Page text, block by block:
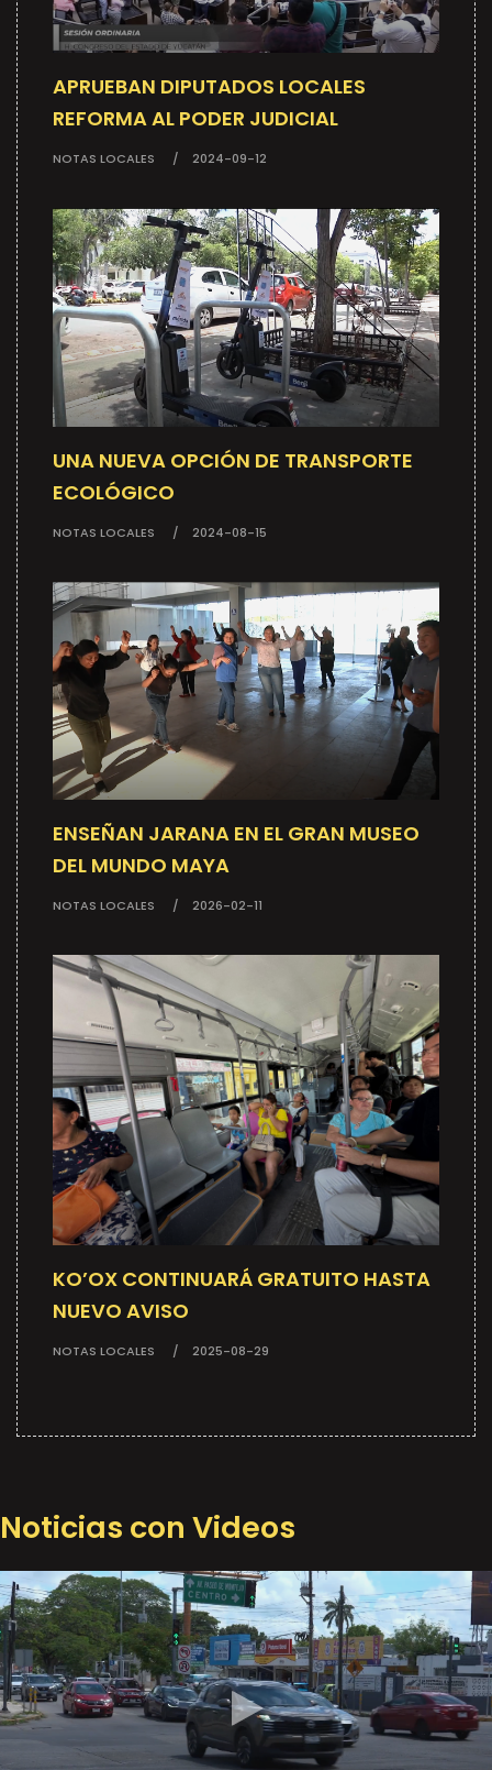
APRUEBAN DIPUTADOS LOCALES
REFORMA AL PODER JUDICIAL
NOTAS LOCALES 2024-09-12
UNA NUEVA OPCIÓN DE TRANSPORTE
ECOLÓGICO
NOTAS LOCALES 2024-08-15
ENSEÑAN JARANA EN EL GRAN MUSEO
DEL MUNDO MAYA
NOTAS LOCALES 2026-02-11
KO’OX CONTINUARÁ GRATUITO HASTA
NUEVO AVISO
NOTAS LOCALES 2025-08-29
Noticias con Videos